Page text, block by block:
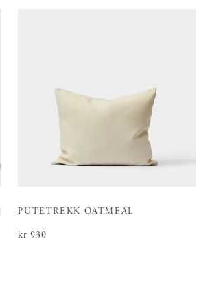
PUTETREKK OATMEAL
Pris:kr 930
kr 930